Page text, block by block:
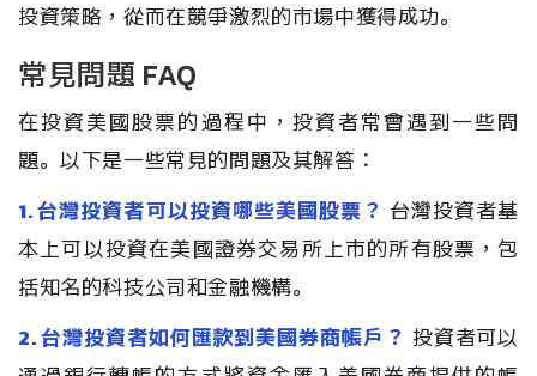
投資策略，從而在競爭激烈的市場中獲得成功。
常見問題 FAQ
在投資美國股票的過程中，投資者常會遇到一些問
題。以下是一些常見的問題及其解答：
1. 台灣投資者可以投資哪些美國股票？ 台灣投資者基
本上可以投資在美國證券交易所上市的所有股票，包
括知名的科技公司和金融機構。
2. 台灣投資者如何匯款到美國券商帳戶？ 投資者可以